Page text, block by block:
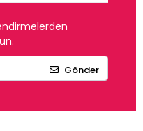
Gönder